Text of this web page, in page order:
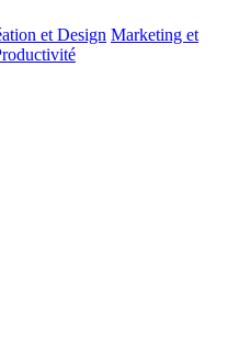
et Design Marketing et